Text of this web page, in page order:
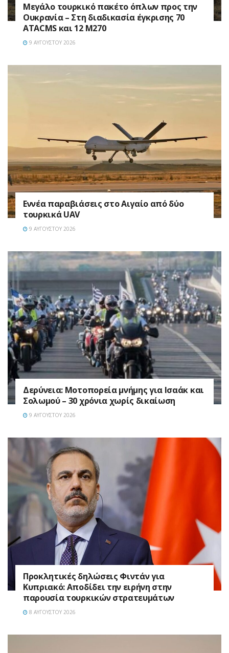
Μεγάλο τουρκικό πακέτο όπλων προς την
Ουκρανία – Στη διαδικασία έγκρισης 70
ATACMS και 12 M270
9 ΑΥΓΟΎΣΤΟΥ 2026
Εννέα παραβιάσεις στο Αιγαίο από δύο
τουρκικά UAV
9 ΑΥΓΟΎΣΤΟΥ 2026
Δερύνεια: Μοτοπορεία μνήμης για Ισαάκ και
Σολωμού – 30 χρόνια χωρίς δικαίωση
9 ΑΥΓΟΎΣΤΟΥ 2026
Προκλητικές δηλώσεις Φιντάν για
Κυπριακό: Αποδίδει την ειρήνη στην
παρουσία τουρκικών στρατευμάτων
8 ΑΥΓΟΎΣΤΟΥ 2026